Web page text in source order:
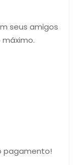
seus amigos
pagamento!